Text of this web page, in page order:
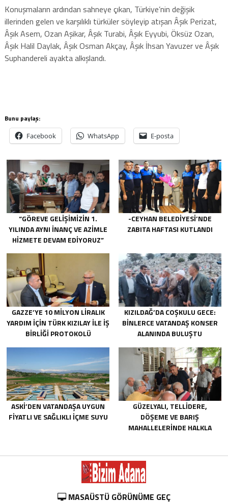
Konuşmaların ardından sahneye çıkan, Türkiye’nin değişik
illerinden gelen ve karşılıklı türküler söyleyip atışan Âşık Perizat,
Âşık Asem, Ozan Aşikar, Âşık Turabi, Âşık Eyyubi, Öksüz Ozan,
Âşık Halil Daylak, Âşık Osman Akçay, Âşık İhsan Yavuzer ve Âşık
Suphandereli ayakta alkışlandı.
Bunu paylaş:
Facebook WhatsApp E-posta
“GÖREVE GELIŞIMIZIN 1.
YILINDA AYNI INANÇ VE AZIMLE
HIZMETE DEVAM EDIYORUZ”
-CEYHAN BELEDIYESI’NDE
ZABITA HAFTASI KUTLANDI
GAZZE’YE 10 MILYON LIRALIK
YARDIM IÇIN TÜRK KIZILAY ILE IŞ
BIRLIĞI PROTOKOLÜ
KIZILDAĞ’DA COŞKULU GECE:
BINLERCE VATANDAŞ KONSER
ALANINDA BULUŞTU
ASKİ’DEN VATANDAŞA UYGUN
FIYATLI VE SAĞLIKLI IÇME SUYU
GÜZELYALI, TELLIDERE,
DÖŞEME VE BARIŞ
MAHALLELERINDE HALKLA
MASAÜSTÜ GÖRÜNÜME GEÇ